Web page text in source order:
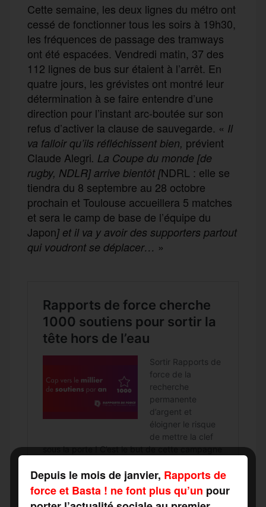
Cette semaine, les deux lignes du métro ont
cessé de fonctionner tous les soirs à 19h30,
les fréquences de passage des tramways
ont été espacées. Vendredi matin, 37 des
112 lignes de bus sur étaient à l’arrêt. En
quatre jours, les grévistes ont montré leur
détermination à se faire entendre d’une
direction pour l’instant arc-boutée sur son
refus d’activer la clause de sauvegarde. « Il
va falloir qu’ils réfléchissent bien, prévient
Claude Alegri. La Coupe du monde [de
rugby, NDLR] arrive bientôt [NDRL : elle se
tiendra du 8 septembre au 28 octobre
prochain et Toulouse accueillera 5 matches
et sera le camp de base de l’équipe du
Japon] et il va y avoir des supporters partout
qui voudront se déplacer… »
Depuis le mois de janvier, Rapports de
force et Basta ! ne font plus qu’un pour